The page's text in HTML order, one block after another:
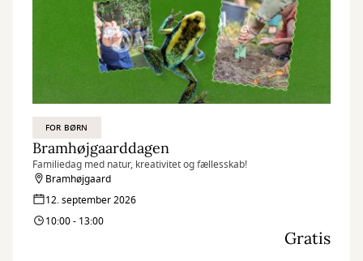
FOR BØRN
Bramhøjgaarddagen
Familiedag med natur, kreativitet og fællesskab!
Bramhøjgaard
12. september 2026
10:00 - 13:00
Gratis